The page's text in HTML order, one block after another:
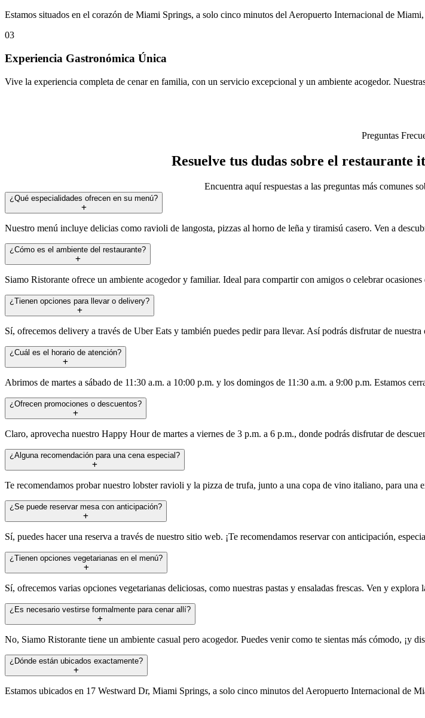
Estamos situados en el corazón de Miami Springs, a solo cinco minutos del Aeropuerto Internacional de
03
Experiencia Gastronómica Única
Vive la experiencia completa de cenar en familia, con un servicio excepcional y un ambiente acogedor.
Preguntas
Resuelve tus dudas sobre el
Encuentra aquí respuestas a las preguntas más comunes
¿Qué especialidades ofrecen en su menú?
Nuestro menú incluye delicias como ravioli de langosta, pizzas al horno de leña y tiramisú casero. Ven a
¿Cómo es el ambiente del restaurante?
Siamo Ristorante ofrece un ambiente acogedor y familiar. Ideal para compartir con amigos o celebrar
¿Tienen opciones para llevar o delivery?
Sí, ofrecemos delivery a través de Uber Eats y también puedes pedir para llevar. Así podrás disfrutar de
¿Cuál es el horario de atención?
Abrimos de martes a sábado de 11:30 a.m. a 10:00 p.m. y los domingos de 11:30 a.m. a 9:00 p.m. Estamos
¿Ofrecen promociones o descuentos?
Claro, aprovecha nuestro Happy Hour de martes a viernes de 3 p.m. a 6 p.m., donde podrás disfrutar de
¿Alguna recomendación para una cena especial?
Te recomendamos probar nuestro lobster ravioli y la pizza de trufa, junto a una copa de vino italiano, para
¿Se puede reservar mesa con anticipación?
Sí, puedes hacer una reserva a través de nuestro sitio web. ¡Te recomendamos reservar con anticipación,
¿Tienen opciones vegetarianas en el menú?
Sí, ofrecemos varias opciones vegetarianas deliciosas, como nuestras pastas y ensaladas frescas. Ven y
¿Es necesario vestirse formalmente para cenar allí?
No, Siamo Ristorante tiene un ambiente casual pero acogedor. Puedes venir como te sientas más cómodo, ¡y
¿Dónde están ubicados exactamente?
Estamos ubicados en 17 Westward Dr, Miami Springs, a solo cinco minutos del Aeropuerto Internacional de